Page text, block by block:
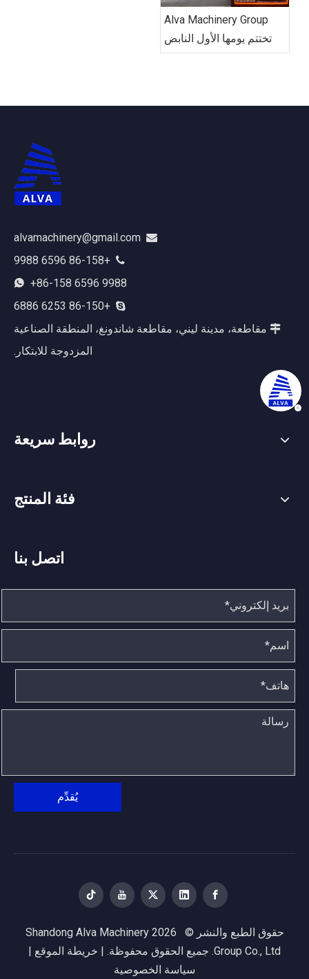
Alva Machinery Group
تختتم يومها الأول النابض
بالحياة في ALUMINIUM

alvamachinery@gmail.com

+86-158 6596 9988
 +86-158 6596 9988

+86-150 6253 6886
 مقاطعة، مدينة ليني، مقاطعة شاندونغ، المنطقة الصناعية
المزدوجة للابتكار.
روابط سريعة
فئة المنتج
اتصل بنا
يُقدِّم
حقوق الطبع والنشر © 2026
Shandong Alva Machinery
Group Co., Ltd. جميع الحقوق محفوظة. |
خريطة الموقع |
سياسة الخصوصية